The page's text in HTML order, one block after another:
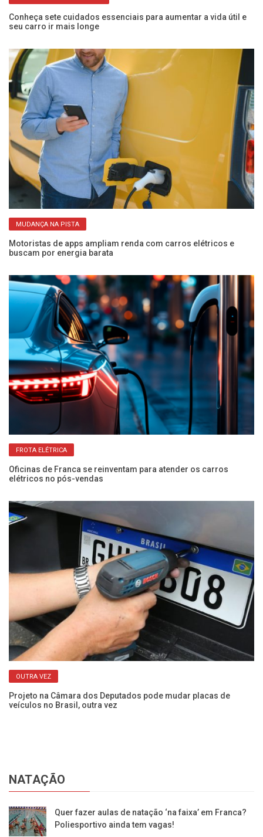
Conheça sete cuidados essenciais para aumentar a vida útil e
seu carro ir mais longe
MUDANÇA NA PISTA
Motoristas de apps ampliam renda com carros elétricos e
buscam por energia barata
FROTA ELÉTRICA
Oficinas de Franca se reinventam para atender os carros
elétricos no pós-vendas
OUTRA VEZ
Projeto na Câmara dos Deputados pode mudar placas de
veículos no Brasil, outra vez
NATAÇÃO
Quer fazer aulas de natação ‘na faixa’ em Franca?
Poliesportivo ainda tem vagas!